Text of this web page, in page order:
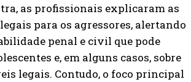
as profissionais explicaram as
para os agressores, alertando
penal e civil que pode
e, em alguns casos, sobre
legais. Contudo, o foco principal